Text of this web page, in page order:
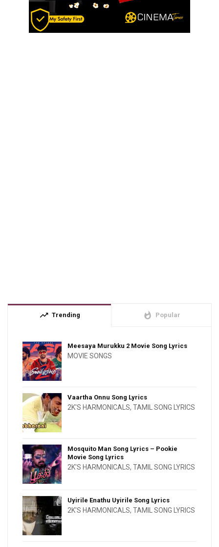
trending_up Trending whatshot Popular
Meesaya Murukku 2 Movie Song Lyrics
MOVIE SONGS
Vaartha Onnu Song Lyrics
2K'S HARMONICALS, TAMIL SONG LYRICS
Mosquito Man Song Lyrics – Pookie
Movie Song Lyrics
2K'S HARMONICALS, TAMIL SONG LYRICS
Uyirile Enathu Uyirile Song Lyrics
2K'S HARMONICALS, TAMIL SONG LYRICS